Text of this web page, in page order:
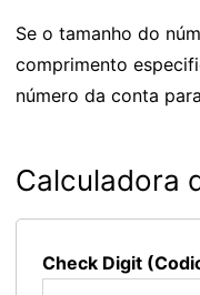
Se o tamanho do
comprimento
número da conta
Calculadora
Check Digit